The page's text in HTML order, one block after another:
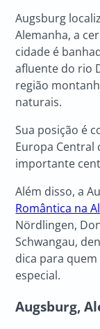
Augsburg
Alemanha, a
cidade é
afluente do rio
região
naturais.
Sua posição é
Europa Central
importante
Além disso, a
Romântica na
Nördlingen,
Schwangau,
dica para
especial.
Augsburg,